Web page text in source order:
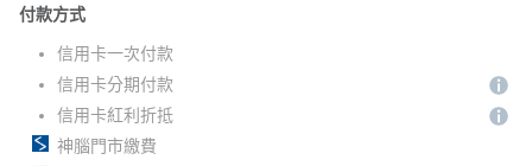
付款方式
信用卡一次付款
信用卡分期付款
信用卡紅利折抵
神腦門市繳費